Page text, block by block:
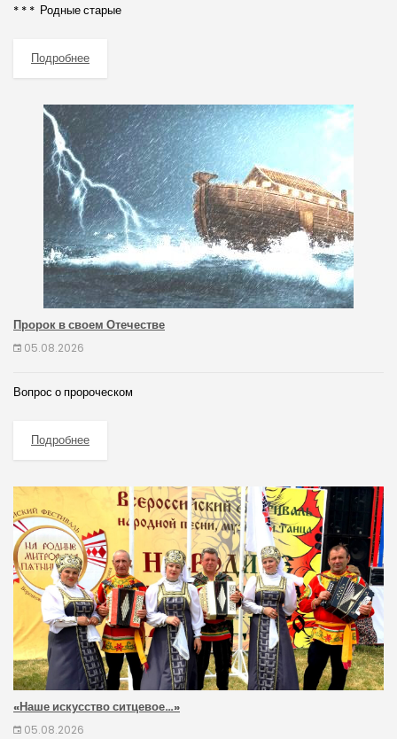
* * * Родные старые
Подробнее
Пророк в своем Отечестве
05.08.2026
Вопрос о пророческом
Подробнее
«Наше искусство ситцевое…»
05.08.2026